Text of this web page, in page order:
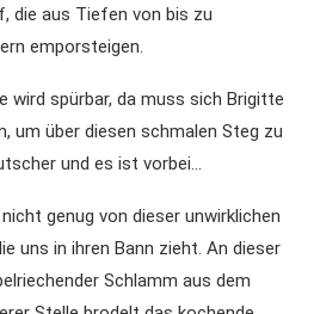
die aus Tiefen von bis zu
emporsteigen.
wird spürbar, da muss sich Brigitte
um über diesen schmalen Steg zu
und es ist vorbei…
genug von dieser unwirklichen
uns in ihren Bann zieht. An dieser
Schlamm aus dem